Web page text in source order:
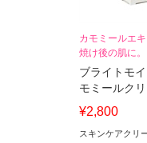
カモミールエ
焼け後の肌に。
ブライトモ
モミールク
¥2,800
スキンケアクリ